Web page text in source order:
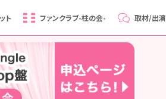
ト ファンクラブ-柱の会- 取材/出演